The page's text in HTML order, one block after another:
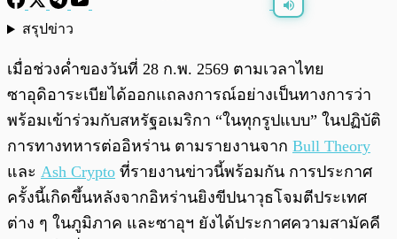
สรุปข่าว
เมื่อช่วงค่ำของวันที่ 28 ก.พ. 2569 ตามเวลาไทย
ซาอุดิอาระเบียได้ออกแถลงการณ์อย่างเป็นทางการว่า
พร้อมเข้าร่วมกับสหรัฐอเมริกา “ในทุกรูปแบบ” ในปฏิบัติ
การทางทหารต่ออิหร่าน ตามรายงานจาก Bull Theory
และ Ash Crypto ที่รายงานข่าวนี้พร้อมกัน การประกาศ
ครั้งนี้เกิดขึ้นหลังจากอิหร่านยิงขีปนาวุธโจมตีประเทศ
ต่าง ๆ ในภูมิภาค และซาอุฯ ยังได้ประกาศความสามัคคี